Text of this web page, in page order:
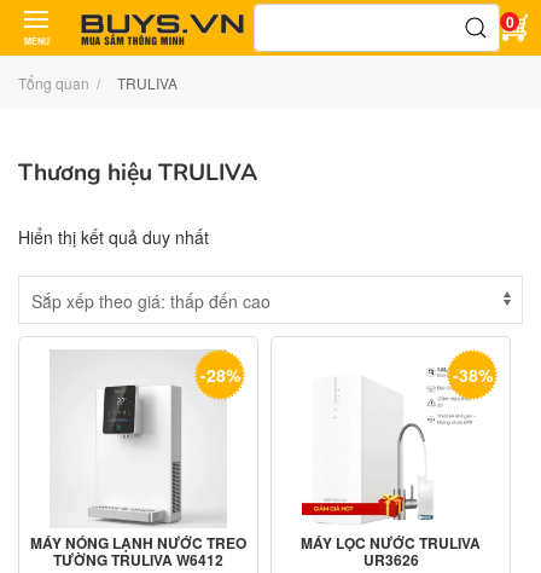
MENU
Tìm
0
Tổng quan TRULIVA
Thương hiệu TRULIVA
Hiển thị kết quả duy nhất
-28%
MÁY NÓNG LẠNH NƯỚC TREO
TƯỜNG TRULIVA W6412
-38%
MÁY LỌC NƯỚC TRULIVA
UR3626